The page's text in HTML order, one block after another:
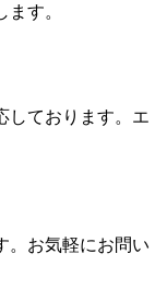
す。
しております。エ
。お気軽にお問い